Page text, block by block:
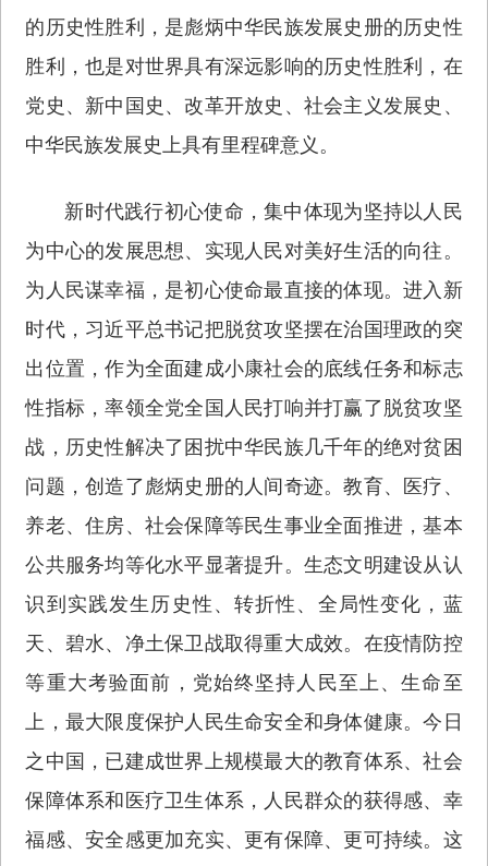
的历史性胜利，是彪炳中华民族发展史册的历史性
胜利，也是对世界具有深远影响的历史性胜利，在
党史、新中国史、改革开放史、社会主义发展史、
中华民族发展史上具有里程碑意义。
新时代践行初心使命，集中体现为坚持以人民
为中心的发展思想、实现人民对美好生活的向往。
为人民谋幸福，是初心使命最直接的体现。进入新
时代，习近平总书记把脱贫攻坚摆在治国理政的突
出位置，作为全面建成小康社会的底线任务和标志
性指标，率领全党全国人民打响并打赢了脱贫攻坚
战，历史性解决了困扰中华民族几千年的绝对贫困
问题，创造了彪炳史册的人间奇迹。教育、医疗、
养老、住房、社会保障等民生事业全面推进，基本
公共服务均等化水平显著提升。生态文明建设从认
识到实践发生历史性、转折性、全局性变化，蓝
天、碧水、净土保卫战取得重大成效。在疫情防控
等重大考验面前，党始终坚持人民至上、生命至
上，最大限度保护人民生命安全和身体健康。今日
之中国，已建成世界上规模最大的教育体系、社会
保障体系和医疗卫生体系，人民群众的获得感、幸
福感、安全感更加充实、更有保障、更可持续。这